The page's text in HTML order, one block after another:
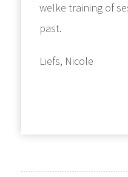
welke training of
past.
Liefs, Nicole